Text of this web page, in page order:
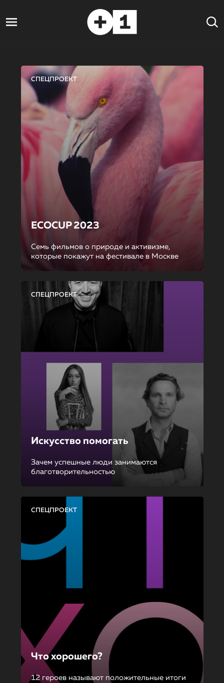
СПЕЦПРОЕКТ
ECOCUP 2023
Семь фильмов о природе и активизме,
которые покажут на фестивале в Москве
СПЕЦПРОЕКТ
Искусство помогать
Зачем успешные люди занимаются
благотворительностью
СПЕЦПРОЕКТ
Что хорошего?
12 героев называют положительные итоги